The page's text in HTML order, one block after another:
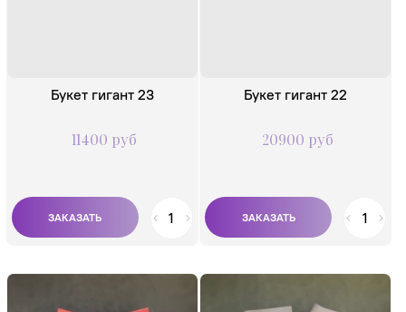
Букет гигант 23
11400 руб
Букет гигант 22
20900 руб